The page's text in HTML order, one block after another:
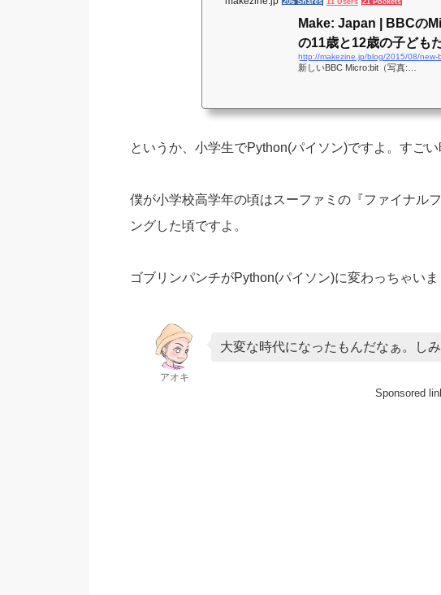
Make: Japan | BBCのMicro:bitがイギリスのすべて
の11歳と12歳の子ども
http://makezine.jp/blog/2015/08/new-
新しいBBC Micro:bit（写真:…
というか、小学生でPython(パイソン)ですよ。すごい
僕が小学校高学年の頃はスーファミの『ファイナル
ングした頃ですよ。
ゴブリンパンチがPython(パイソン)に変わっちゃいま
アオキ
大変な時代になったもんだなぁ。しみ
Sponsored